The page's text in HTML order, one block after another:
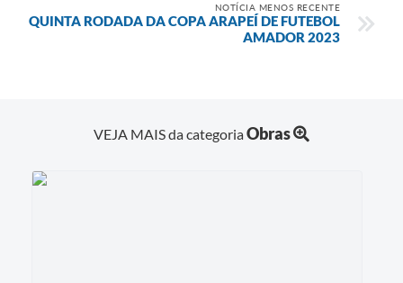
NOTÍCIA MENOS RECENTE
QUINTA RODADA DA COPA ARAPEÍ DE FUTEBOL
AMADOR 2023
VEJA MAIS da categoriaObras